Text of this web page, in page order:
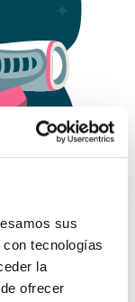
sus
tecnologías
la
ofrecer
como